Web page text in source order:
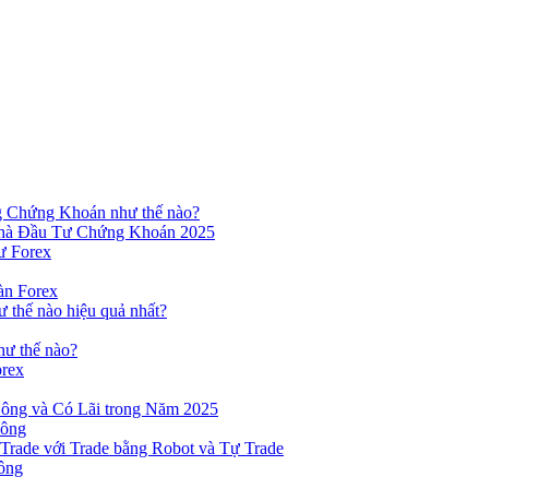
Khoán như thế nào?
Đầu Tư Chứng Khoán 2025
Forex
Forex
nào hiệu quả nhất?
thế nào?
và Có Lãi trong Năm 2025
với Trade bằng Robot và Tự Trade